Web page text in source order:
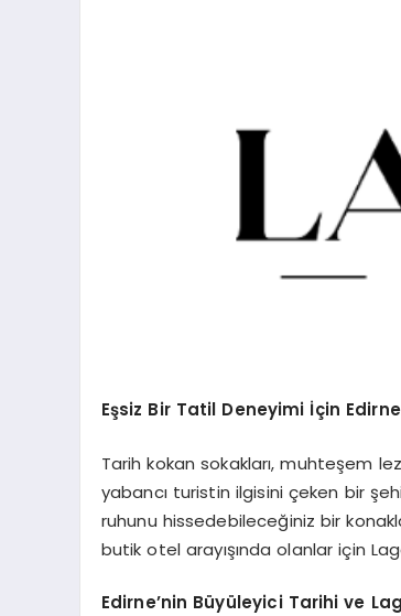
Eşsiz Bir Tatil Deneyimi İçin
Tarih kokan sokakları, muhteşem
yabancı turistin ilgisini çeken bir
ruhunu hissedebileceğiniz bir
butik otel arayışında olanlar için
Edirne’nin Büyüleyici Tarihi ve